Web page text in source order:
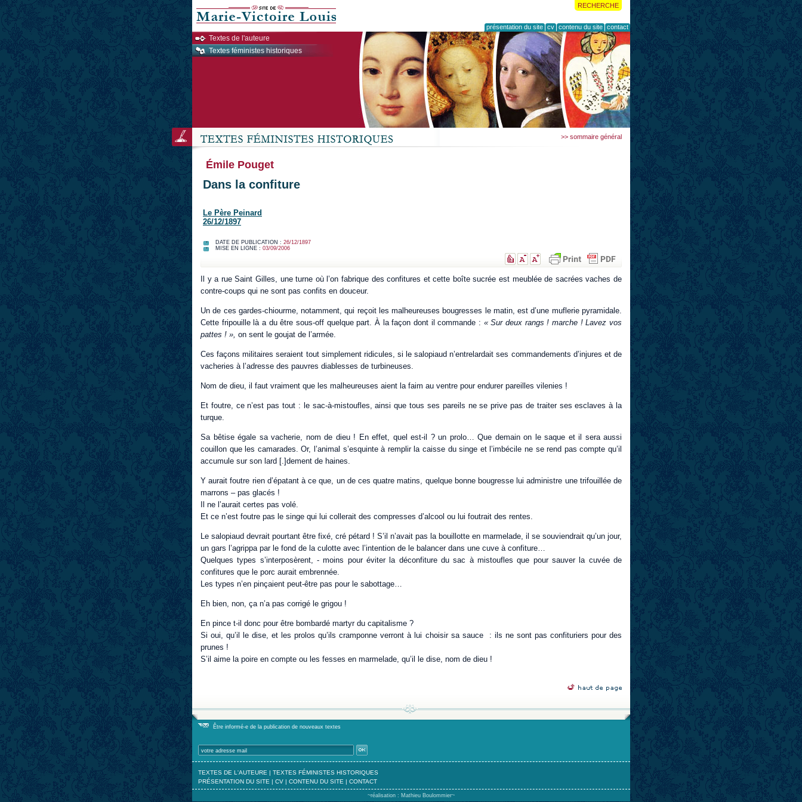
RECHERCHE
présentation du site cv contenu du site contact
Textes de l'auteure
Textes féministes historiques
>> sommaire général
Émile Pouget
Dans la confiture
Le Père Peinard
26/12/1897
DATE DE PUBLICATION : 26/12/1897
MISE EN LIGNE : 03/09/2006
Il y a rue Saint Gilles, une turne où l’on fabrique des confitures et cette boîte sucrée est meublée de sacrées vaches de
contre-coups qui ne sont pas confits en douceur.
Un de ces gardes-chiourme, notamment, qui reçoit les malheureuses bougresses le matin, est d’une muflerie pyramidale.
Cette fripouille là a du être sous-off quelque part. À la façon dont il commande : « Sur deux rangs ! marche ! Lavez vos
pattes ! », on sent le goujat de l’armée.
Ces façons militaires seraient tout simplement ridicules, si le salopiaud n’entrelardait ses commandements d’injures et de
vacheries à l’adresse des pauvres diablesses de turbineuses.
Nom de dieu, il faut vraiment que les malheureuses aient la faim au ventre pour endurer pareilles vilenies !
Et foutre, ce n’est pas tout : le sac-à-mistoufles, ainsi que tous ses pareils ne se prive pas de traiter ses esclaves à la
turque.
Sa bêtise égale sa vacherie, nom de dieu ! En effet, quel est-il ? un prolo… Que demain on le saque et il sera aussi
couillon que les camarades. Or, l’animal s’esquinte à remplir la caisse du singe et l’imbécile ne se rend pas compte qu’il
accumule sur son lard [.]dement de haines.
Y aurait foutre rien d’épatant à ce que, un de ces quatre matins, quelque bonne bougresse lui administre une trifouillée de
marrons – pas glacés !
Il ne l’aurait certes pas volé.
Et ce n’est foutre pas le singe qui lui collerait des compresses d’alcool ou lui foutrait des rentes.
Le salopiaud devrait pourtant être fixé, cré pétard ! S’il n’avait pas la bouillotte en marmelade, il se souviendrait qu’un jour,
un gars l’agrippa par le fond de la culotte avec l’intention de le balancer dans une cuve à confiture…
Quelques types s’interposèrent, - moins pour éviter la déconfiture du sac à mistoufles que pour sauver la cuvée de
confitures que le porc aurait embrennée.
Les types n’en pinçaient peut-être pas pour le sabottage…
Eh bien, non, ça n’a pas corrigé le grigou !
En pince t-il donc pour être bombardé martyr du capitalisme ?
Si oui, qu’il le dise, et les prolos qu’ils cramponne verront à lui choisir sa sauce : ils ne sont pas confituriers pour des
prunes !
S’il aime la poire en compte ou les fesses en marmelade, qu’il le dise, nom de dieu !
Être informé-e de la publication de nouveaux textes
TEXTES DE L'AUTEURE | TEXTES FÉMINISTES HISTORIQUES
PRÉSENTATION DU SITE | CV | CONTENU DU SITE | CONTACT
~réalisation : Mathieu Boulommier~